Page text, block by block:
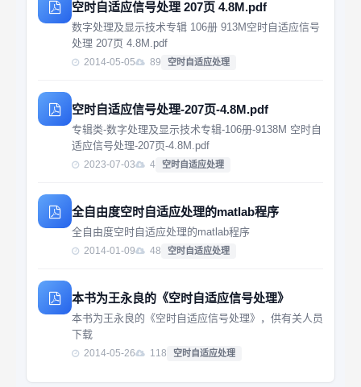
空时自适应信号处理 207页 4.8M.pdf
数字处理及显示技术专辑 106册 913M空时自适应信号
处理 207页 4.8M.pdf
2014-05-05 89 空时自适应处理
空时自适应信号处理-207页-4.8M.pdf
专辑类-数字处理及显示技术专辑-106册-9138M 空时自
适应信号处理-207页-4.8M.pdf
2023-07-03 4 空时自适应处理
全自由度空时自适应处理的matlab程序
全自由度空时自适应处理的matlab程序
2014-01-09 48 空时自适应处理
本书为王永良的《空时自适应信号处理》
本书为王永良的《空时自适应信号处理》，供有关人员
下载
2014-05-26 118 空时自适应处理